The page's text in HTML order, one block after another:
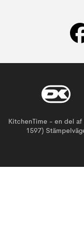
KitchenTime - en del
1597)